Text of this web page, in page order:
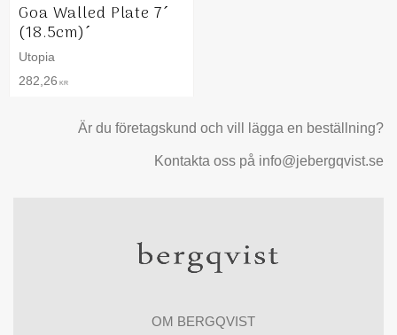
Goa Walled Plate 7´
(18.5cm)´
Utopia
282,26 KR
Är du företagskund och vill lägga en beställning?
Kontakta oss på info@jebergqvist.se
OM BERGQVIST